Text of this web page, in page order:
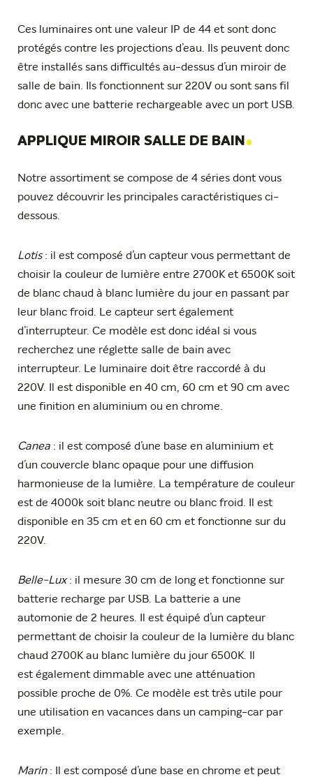
Ces luminaires ont une valeur IP de 44 et sont donc
protégés contre les projections d’eau. Ils peuvent donc
être installés sans difficultés au-dessus d’un miroir de
salle de bain. Ils fonctionnent sur 220V ou sont sans fil
donc avec une batterie rechargeable avec un port USB.
APPLIQUE MIROIR SALLE DE BAIN.
Notre assortiment se compose de 4 séries dont vous
pouvez découvrir les principales caractéristiques ci-
dessous.
Lotis: il est composé d’un capteur vous permettant de
choisir la couleur de lumière entre 2700K et 6500K soit
de blanc chaud à blanc lumière du jour en passant par
leur blanc froid. Le capteur sert également
d’interrupteur. Ce modèle est donc idéal si vous
recherchez une réglette salle de bain avec
interrupteur. Le luminaire doit être raccordé à du
220V. Il est disponible en 40 cm, 60 cm et 90 cm avec
une finition en aluminium ou en chrome.
Canea : il est composé d’une base en aluminium et
d’un couvercle blanc opaque pour une diffusion
harmonieuse de la lumière. La température de couleur
est de 4000k soit blanc neutre ou blanc froid. Il est
disponible en 35 cm et en 60 cm et fonctionne sur du
220V.
Belle-Lux: il mesure 30 cm de long et fonctionne sur
batterie recharge par USB. La batterie a une
automonie de 2 heures. Il est équipé d’un capteur
permettant de choisir la couleur de la lumière du blanc
chaud 2700K au blanc lumière du jour 6500K. Il
est également dimmable avec une atténuation
possible proche de 0%. Ce modèle est très utile pour
une utilisation en vacances dans un camping-car par
exemple.
Marin: Il est composé d’une base en chrome et peut